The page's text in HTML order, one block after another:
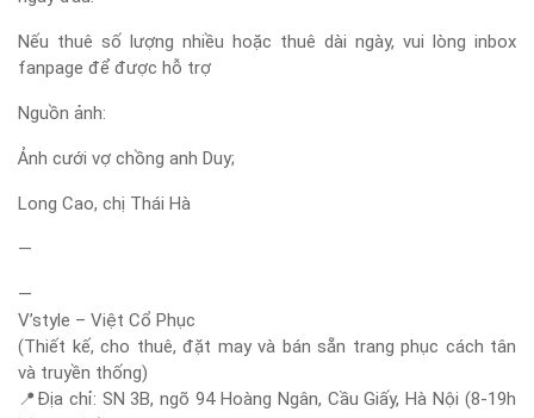
Nếu thuê số lượng nhiều hoặc thuê dài ngày, vui lòng inbox
fanpage để được hỗ trợ
Nguồn ảnh:
Ảnh cưới vợ chồng anh Duy;
Long Cao, chị Thái Hà
—
—
V’style – Việt Cổ Phục
(Thiết kế, cho thuê, đặt may và bán sẵn trang phục cách tân
và truyền thống)
📍 Địa chỉ: SN 3B, ngõ 94 Hoàng Ngân, Cầu Giấy, Hà Nội (8-19h